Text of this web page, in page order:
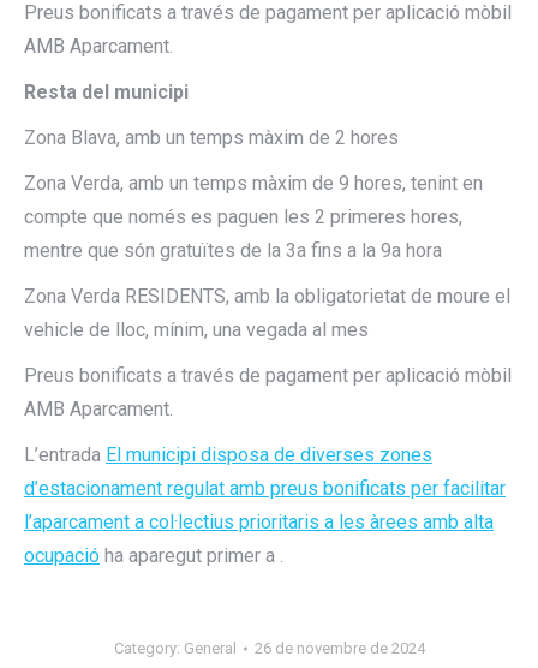
Preus bonificats a través de pagament per aplicació mòbil
AMB Aparcament.
Resta del municipi
Zona Blava, amb un temps màxim de 2 hores
Zona Verda, amb un temps màxim de 9 hores, tenint en
compte que només es paguen les 2 primeres hores,
mentre que són gratuïtes de la 3a fins a la 9a hora
Zona Verda RESIDENTS, amb la obligatorietat de moure el
vehicle de lloc, mínim, una vegada al mes
Preus bonificats a través de pagament per aplicació mòbil
AMB Aparcament.
L’entrada El municipi disposa de diverses zones
d’estacionament regulat amb preus bonificats per facilitar
l’aparcament a col·lectius prioritaris a les àrees amb alta
ocupació ha aparegut primer a .
Category: General 26 de novembre de 2024